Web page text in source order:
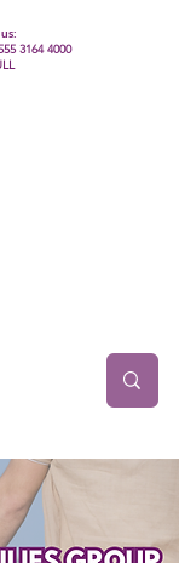
3164 4000